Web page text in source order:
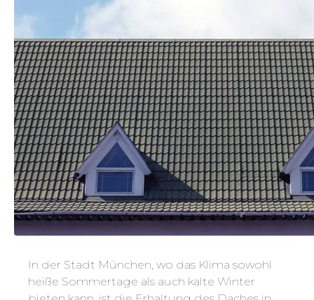
In der Stadt München, wo das Klima sowohl
heiße Sommertage als auch kalte Winter